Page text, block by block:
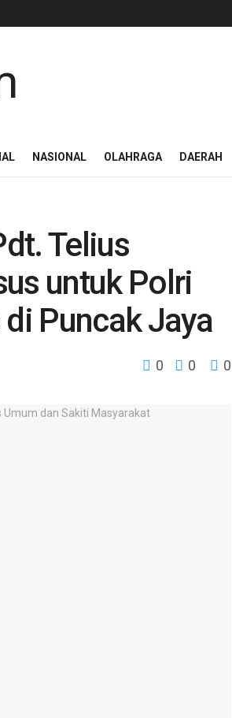
NASIONAL OLAHRAGA DAERAH
Telius
untuk Polri
Puncak Jaya
0 0 0